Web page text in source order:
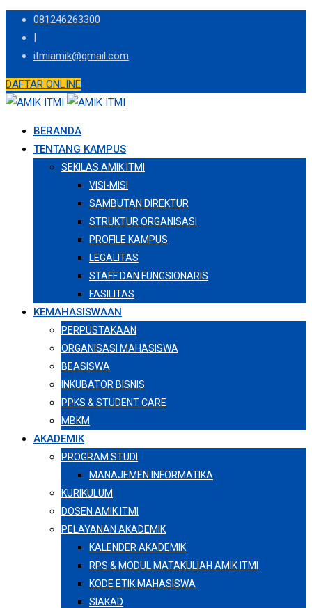
Skip
content
081246263300
|
itmiamik@gmail.com
DAFTAR ONLINE
BERANDA
TENTANG KAMPUS
SEKILAS AMIK ITMI
VISI-MISI
SAMBUTAN DIREKTUR
STRUKTUR ORGANISASI
PROFILE KAMPUS
LEGALITAS
STAFF DAN FUNGSIONARIS
FASILITAS
KEMAHASISWAAN
PERPUSTAKAAN
ORGANISASI MAHASISWA
BEASISWA
INKUBATOR BISNIS
PPKS & STUDENT CARE
MBKM
AKADEMIK
PROGRAM STUDI
MANAJEMEN INFORMATIKA
KURIKULUM
DOSEN AMIK ITMI
PELAYANAN AKADEMIK
KALENDER AKADEMIK
RPS & MODUL MATAKULIAH AMIK ITMI
KODE ETIK MAHASISWA
SIAKAD